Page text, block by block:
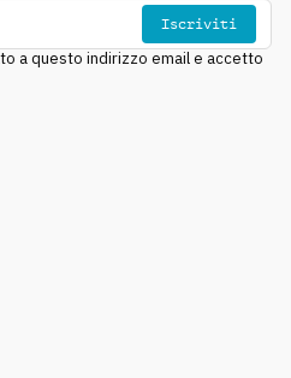
Iscriviti
a questo indirizzo email e accetto